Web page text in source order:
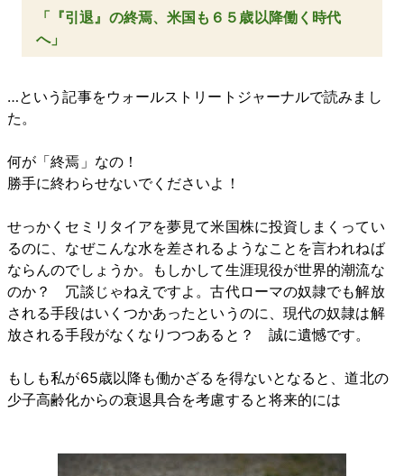
「『引退』の終焉、米国も６５歳以降働く時代
へ」
…という記事をウォールストリートジャーナルで読みまし
た。
何が「終焉」なの！
勝手に終わらせないでくださいよ！
せっかくセミリタイアを夢見て米国株に投資しまくってい
るのに、なぜこんな水を差されるようなことを言われねば
ならんのでしょうか。もしかして生涯現役が世界的潮流な
のか？ 冗談じゃねえですよ。古代ローマの奴隷でも解放
される手段はいくつかあったというのに、現代の奴隷は解
放される手段がなくなりつつあると？ 誠に遺憾です。
もしも私が65歳以降も働かざるを得ないとなると、道北の
少子高齢化からの衰退具合を考慮すると将来的には